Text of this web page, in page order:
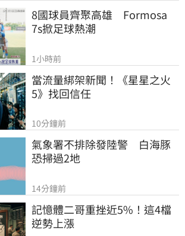
8國球員齊聚高雄　Formosa
7s掀足球熱潮
1小時前
當流量綁架新聞！《星星之火
5》找回信任
10分鐘前
氣象署不排除發陸警　白海豚
恐掃過2地
14分鐘前
記憶體二哥重挫近5%！這4檔
逆勢上漲